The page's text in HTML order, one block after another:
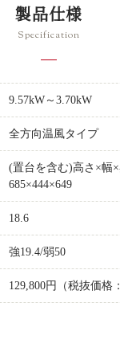
製品仕様
Specification
9.57kW～3.70kW
全方向温風タイプ
(置台を含む)高さ×幅×
685×444×649
18.6
強19.4/弱50
129,800円（税抜価格